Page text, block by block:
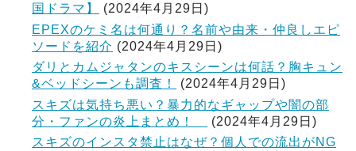
国ドラマ】
(2024年4月29日)
EPEXのケミ名は何通り？名前や由来・仲良しエピ
ソードを紹介 (2024年4月29日)
ダリとカムジャタンのキスシーンは何話？胸キュン
&ベッドシーンも調査！
(2024年4月29日)
スキズは気持ち悪い？暴力的なギャップや闇の部
分・ファンの炎上まとめ！
(2024年4月29日)
スキズのインスタ禁止はなぜ？個人での流出がNG